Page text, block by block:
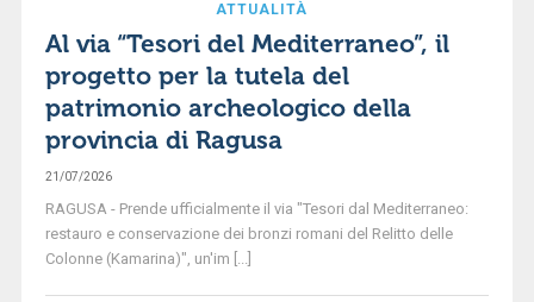
ATTUALITÀ
Al via “Tesori del Mediterraneo”, il
progetto per la tutela del
patrimonio archeologico della
provincia di Ragusa
21/07/2026
RAGUSA - Prende ufficialmente il via "Tesori dal Mediterraneo:
restauro e conservazione dei bronzi romani del Relitto delle
Colonne (Kamarina)", un'im [...]